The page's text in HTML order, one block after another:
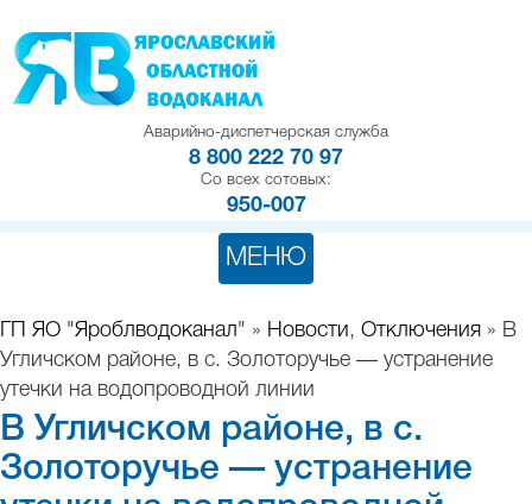
Аварийно-диспетчерская служба
8 800 222 70 97
Со всех сотовых:
950-007
МЕНЮ
ГП ЯО "Яроблводоканал" » Новости, Отключения » В
Угличском районе, в с. Золоторучье — устранение
утечки на водопроводной линии
В Угличском районе, в с.
Золоторучье — устранение